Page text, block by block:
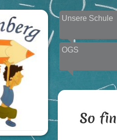
Unsere Schule
OGS
So